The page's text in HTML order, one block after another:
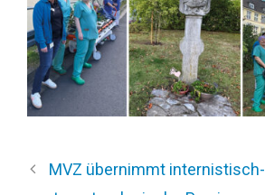
MVZ übernimmt internistisch-